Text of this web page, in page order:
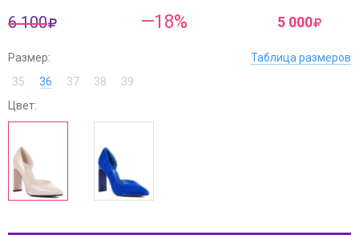
6 100 —18% 5 000
Размер:
Таблица размеров
35
36 37 38
39
Цвет: